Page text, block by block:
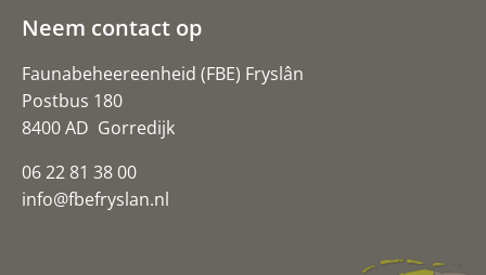
Neem contact op
Faunabeheereenheid (FBE) Fryslân
Postbus 180
8400 AD Gorredijk
06 22 81 38 00
info@fbefryslan.nl